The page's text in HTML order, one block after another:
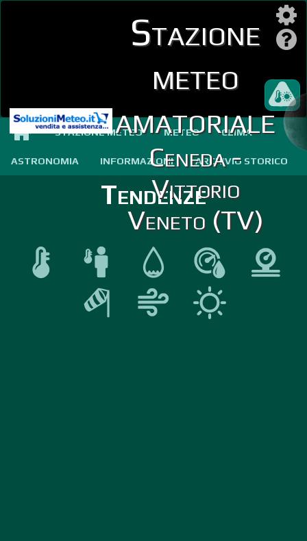
Stazione
meteo
amatoriale
Ceneda -
Vittorio
Veneto (TV)
STAZIONE METEO METEO CLIMA
ASTRONOMIA INFORMAZIONI ARCHIVIO STORICO
Tendenze